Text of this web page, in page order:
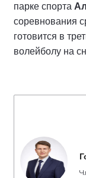
парке спорта
соревнования
готовится в
волейболу на